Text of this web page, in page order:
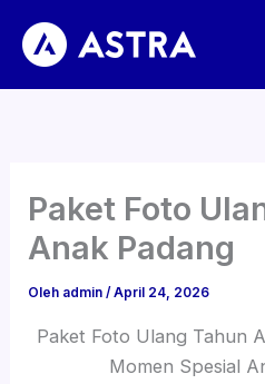
konten
Paket Foto
Anak Padang
Oleh admin/April 24, 2026
Paket Foto Ulang Tahun
Momen Spesial